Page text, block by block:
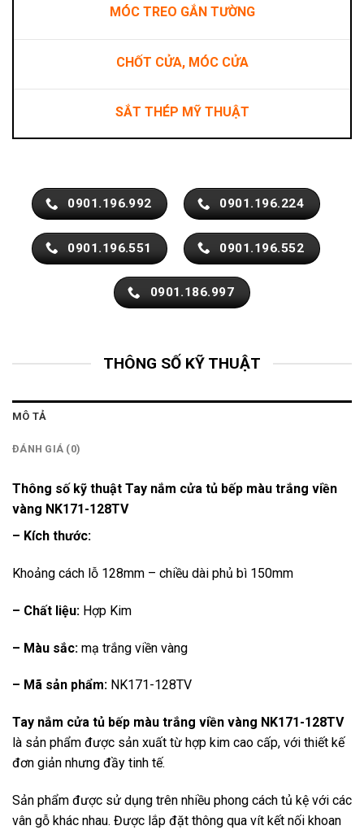
MÓC TREO GẮN TƯỜNG
CHỐT CỬA, MÓC CỬA
SẮT THÉP MỸ THUẬT
0901.196.992 0901.196.224
0901.196.551 0901.196.552
0901.186.997
THÔNG SỐ KỸ THUẬT
MÔ TẢ
ĐÁNH GIÁ (0)
Thông số kỹ thuật Tay nắm cửa tủ bếp màu trắng viền
vàng NK171-128TV
– Kích thước:
Khoảng cách lỗ 128mm – chiều dài phủ bì 150mm
– Chất liệu: Hợp Kim
– Màu sắc: mạ trắng viền vàng
– Mã sản phẩm: NK171-128TV
Tay nắm cửa tủ bếp màu trắng viền vàng NK171-128TV
là sản phẩm được sản xuất từ hợp kim cao cấp, với thiết kế
đơn giản nhưng đầy tinh tế.
Sản phẩm được sử dụng trên nhiều phong cách tủ kệ với các
vân gỗ khác nhau. Được lắp đặt thông qua vít kết nối khoan